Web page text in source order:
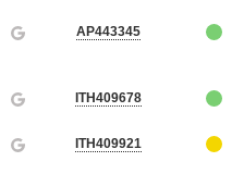
AP443345
ITH409678
ITH409921